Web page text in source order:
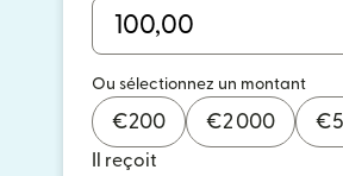
Ou sélectionnez un montant
€200 €2 000 €
Il reçoit